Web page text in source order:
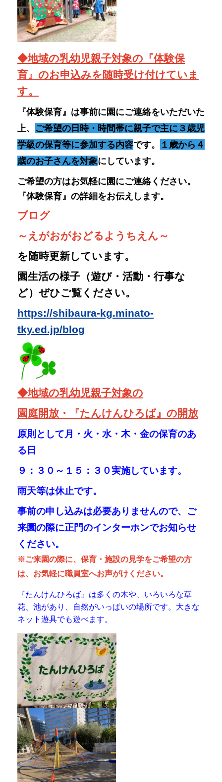
上、ご希望の日時・時間帯に親子で主に３歳児
学級の保育等に参加する内容
歳のお子さんを対象にしています。
ご希望の方はお気軽に園にご連絡ください。
『体験保育』の詳細をお伝えします。
ブログ
～えがおがおどるようちえん～
を随時更新しています。
園生活の様子（遊び・活動・行事な
ど）ぜひご覧ください。
https://shibaura-kg.minato-
tky.ed.jp/blog
◆地域の乳幼児親子対象の
園庭開放・『たんけんひろば』の開放
原則として月・火・水・木・金の保育のあ
る日
９：３０～１５：３０実施しています。
雨天等は休止です。
事前の申し込みは必要ありませんので、
来園の際に正門のインターホンでお知らせ
※ご来園の際に、保育・施設の見学をご希望の方
は、お気軽に職員室へお声がけください。
『たんけんひろば』は多くの木や、いろいろな草
花、池があり、自然がいっぱいの場所です。大きな